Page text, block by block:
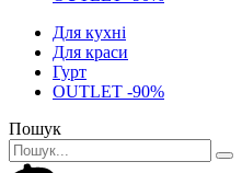
Для кухні
Для краси
Гурт
OUTLET -90%
Пошук